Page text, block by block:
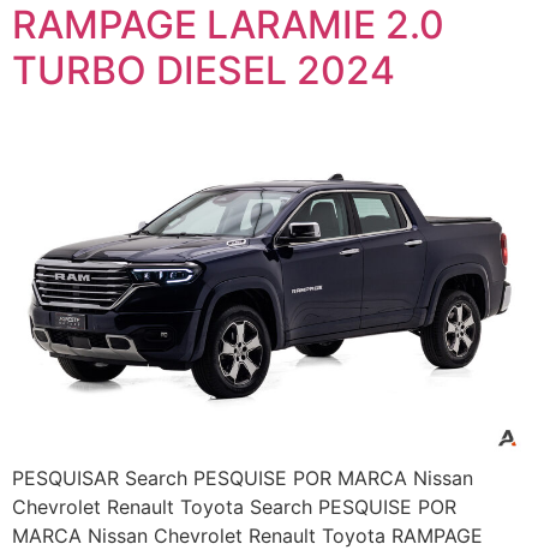
RAMPAGE LARAMIE 2.0
TURBO DIESEL 2024
PESQUISAR Search PESQUISE POR MARCA Nissan
Chevrolet Renault Toyota Search PESQUISE POR
MARCA Nissan Chevrolet Renault Toyota RAMPAGE